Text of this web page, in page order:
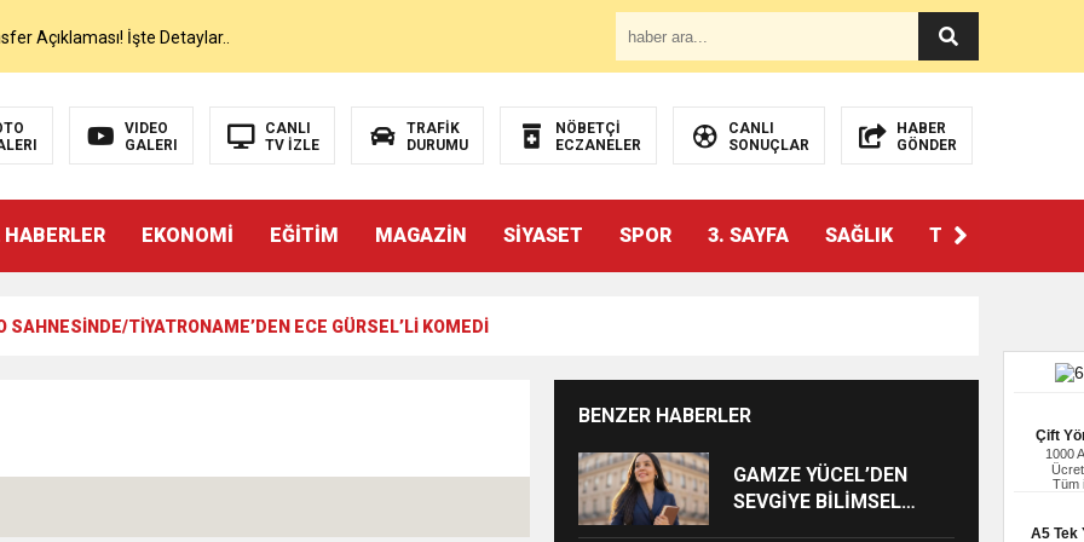
Çift
1000
Tüm
A5 Tek
Açıklaması! İşte Detaylar..
İlk Sözleri!
Yayında Transferi Açıkladı
Salah Transferini Tamamladı
VIDEO
GALERI
CANLI
TV İZLE
TRAFİK
DURUMU
NÖBETÇİ
ECZANELER
CANLI
SONUÇLAR
HABER
GÖNDER
HABERLER EKONOMİ EĞİTİM MAGAZİN SİYASET SPOR 3. SAYFA SAĞLIK TEKNOLOJİ
SAHNESİNDE/TİYATRONAME’DEN ECE GÜRSEL’Lİ KOMEDİ
BENZER HABERLER
GAMZE YÜCEL’DEN
SEVGİYE BİLİMSEL